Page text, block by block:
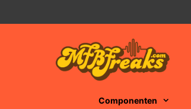
naar
Componenten